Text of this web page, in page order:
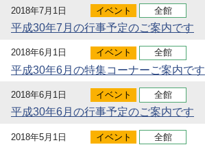
2018年7月1日 イベント 全館
平成30年7月の行事予定のご案内です
2018年6月1日 イベント 全館
平成30年6月の特集コーナーご案内です
2018年6月1日 イベント 全館
平成30年6月の行事予定のご案内です
2018年5月1日 イベント 全館